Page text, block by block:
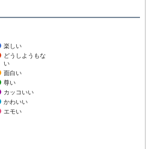
楽しい
どうしようもな
い
面白い
尊い
カッコいい
かわいい
エモい